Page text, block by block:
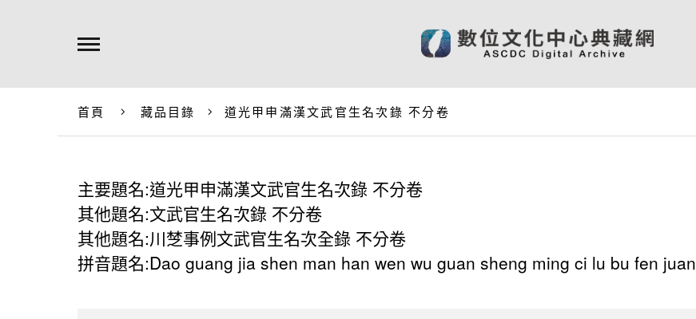
首頁 藏品目錄 道光甲申滿漢文武官生名次錄 不分卷
主要題名:道光甲申滿漢文武官生名次錄 不分卷
其他題名:文武官生名次錄 不分卷
其他題名:川椘事例文武官生名次全錄 不分卷
拼音題名:Dao guang jia shen man han wen wu guan sheng ming ci lu bu fen juan